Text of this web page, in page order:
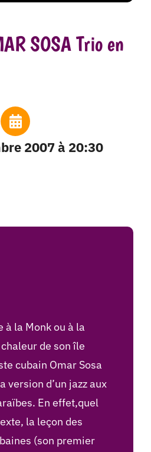
SOSA Trio en
2007 à 20:30
à la Monk ou à la
de son île
cubain Omar Sosa
version d’un jazz aux
En effet,quel
la leçon des
(son premier